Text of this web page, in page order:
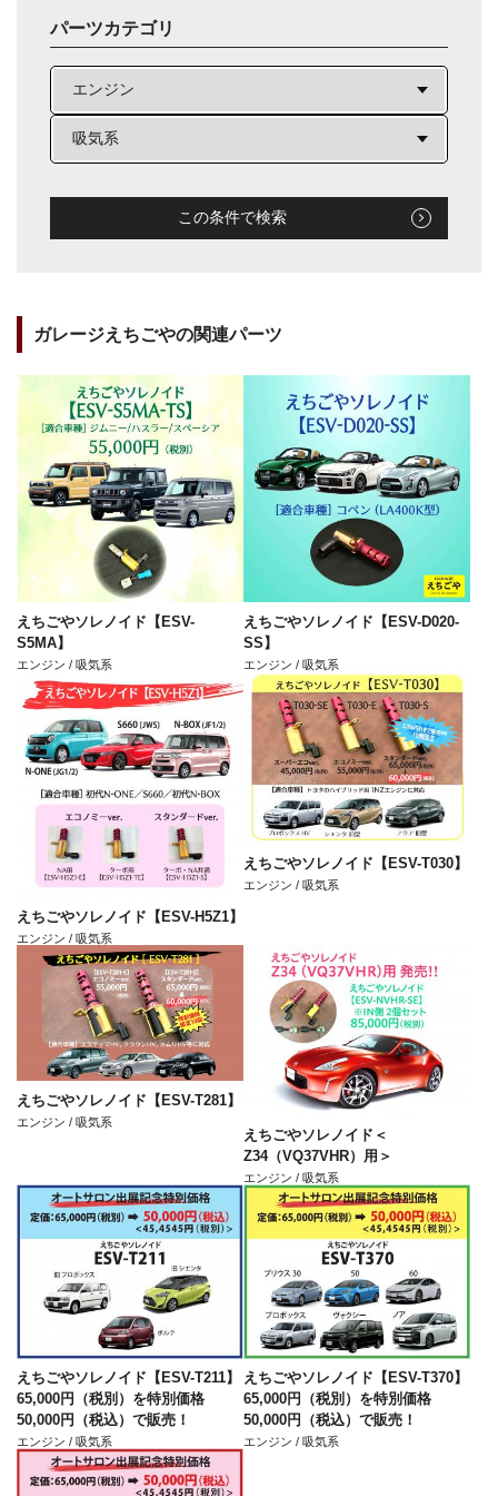
パーツカテゴリ
この条件で検索
ガレージえちごやの関連パーツ
えちごやソレノイド【ESV-
S5MA】
エンジン / 吸気系
えちごやソレノイド【ESV-D020-
SS】
エンジン / 吸気系
えちごやソレノイド【ESV-H5Z1】
エンジン / 吸気系
えちごやソレノイド【ESV-T030】
エンジン / 吸気系
えちごやソレノイド【ESV-T281】
エンジン / 吸気系
えちごやソレノイド＜
Z34（VQ37VHR）用＞
エンジン / 吸気系
えちごやソレノイド【ESV-T211】
65,000円（税別）を特別価格
50,000円（税込）で販売！
エンジン / 吸気系
えちごやソレノイド【ESV-T370】
65,000円（税別）を特別価格
50,000円（税込）で販売！
エンジン / 吸気系